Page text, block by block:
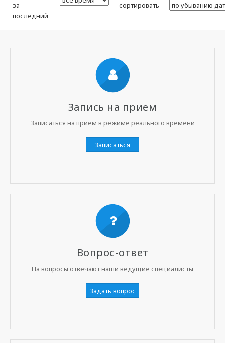
за
последний
сортировать
Запись на прием
Записаться на прием в режиме реального времени
Записаться
Вопрос-ответ
На вопросы отвечают наши ведущие специалисты
Задать вопрос